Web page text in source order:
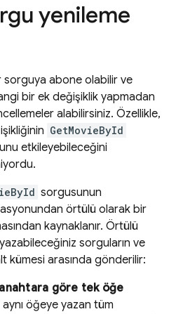
yenileme
abone olabilir ve
bir ek değişiklik yapmadan
alabilirsiniz. Özellikle,
GetMovieById
etkileyebileceğini
sorgusunun
örtülü olarak bir
kaynaklanır. Örtülü
sorguların ve
kümesi arasında gönderilir:
göre tek öğe
öğeye yazan tüm